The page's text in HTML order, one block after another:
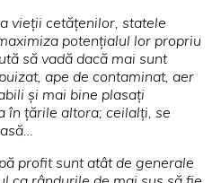
vieţii cetăţenilor, statele
potenţialul lor propriu
să vadă dacă mai sunt
ape de contaminat, aer
şi mai bine plasaţi
în ţările altora; ceilalţi, se
profit sunt atât de generale